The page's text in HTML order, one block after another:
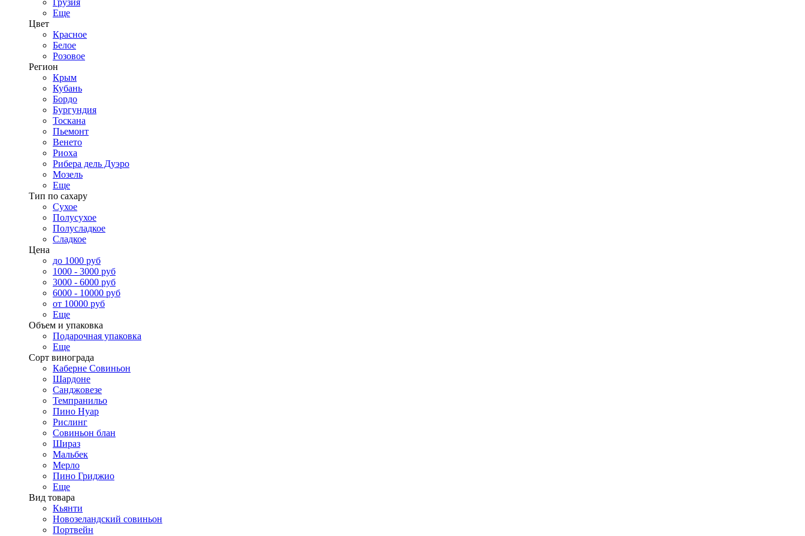
Грузия
Еще
Цвет
Красное
Белое
Розовое
Регион
Крым
Кубань
Бордо
Бургундия
Тоскана
Пьемонт
Венето
Риоха
Рибера дель Дуэро
Мозель
Еще
Тип по сахару
Сухое
Полусухое
Полусладкое
Сладкое
Цена
до 1000 руб
1000 - 3000 руб
3000 - 6000 руб
6000 - 10000 руб
от 10000 руб
Еще
Объем и упаковка
Подарочная упаковка
Еще
Сорт винограда
Каберне Совиньон
Шардоне
Санджовезе
Темпранильо
Пино Нуар
Рислинг
Совиньон блан
Шираз
Мальбек
Мерло
Пино Гриджио
Еще
Вид товара
Кьянти
Новозеландский совиньон
Портвейн